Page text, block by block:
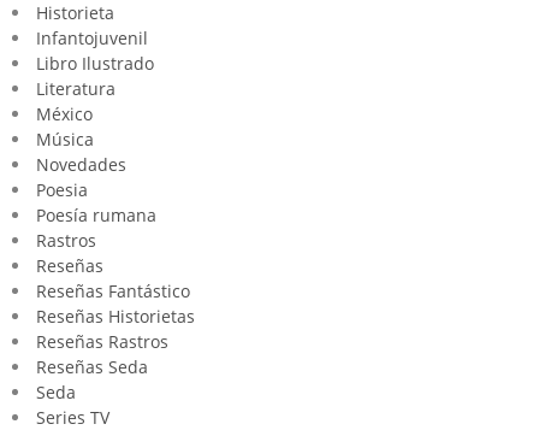
Historieta
Infantojuvenil
Libro Ilustrado
Literatura
México
Música
Novedades
Poesia
Poesía rumana
Rastros
Reseñas
Reseñas Fantástico
Reseñas Historietas
Reseñas Rastros
Reseñas Seda
Seda
Series TV